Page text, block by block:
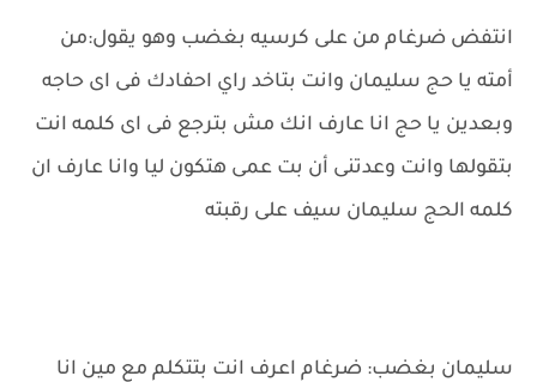
انتفض ضرغام من على كرسيه بغضب وهو يقول:من
أمته يا حج سليمان وانت بتاخد راي احفادك فى اى حاجه
وبعدين يا حج انا عارف انك مش بترجع فى اى كلمه انت
بتقولها وانت وعدتنى أن بت عمى هتكون ليا وانا عارف ان
كلمه الحج سليمان سيف على رقبته
سليمان بغضب: ضرغام اعرف انت بتتكلم مع مين انا